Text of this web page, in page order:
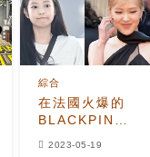
在法國火爆的
BLACKPINK，
Jennie金泰亨
綜合
2023-05-19